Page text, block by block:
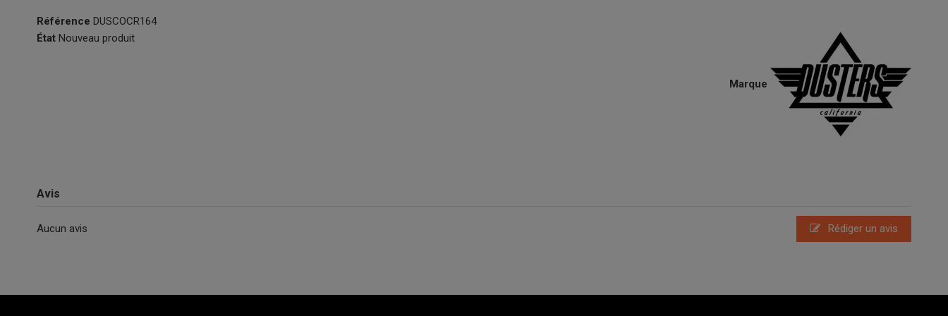
Marque
Référence DUSCOCR164
État Nouveau produit
Avis
Aucun avis Rédiger un avis